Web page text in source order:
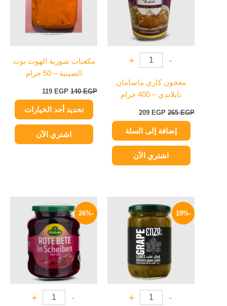
-
+
معجون كاري ماسامان
تايلاندي – 400 جرام
265EGP
209 EGP
إضافة إلى السلة
اشتري الآن
مكعبات شوربة الهوت بوت
الصينية – 50 جرام
140EGP
119 EGP
تحديد أحد الخيارات
المختلفة
اختيار
الخيارات
صفحة
المنتج
اشتري الآن
-19%
-
+
الأصلي
هو:
95 EGP.
الحالي
هو:
77 EGP.
-26%
-
+
الأصلي
هو:
200 EGP.
الحالي
هو:
149 EGP.